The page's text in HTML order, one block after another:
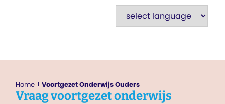
Home Voortgezet Onderwijs Ouders
Vraagvoortgezet onderwijs